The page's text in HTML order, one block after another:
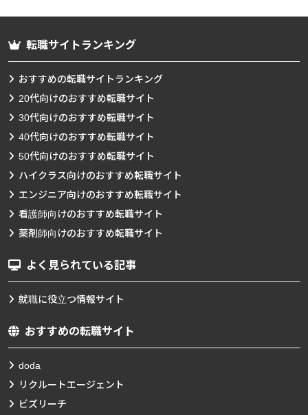
転職サイトランキング
おすすめの転職サイトランキング
20代向けのおすすめ転職サイト
30代向けのおすすめ転職サイト
40代向けのおすすめ転職サイト
50代向けのおすすめ転職サイト
ハイクラス向けのおすすめ転職サイト
エンジニア向けのおすすめ転職サイト
看護師向けのおすすめ転職サイト
薬剤師向けのおすすめ転職サイト
よく見られている記事
就職に役立つ情報サイト
おすすめの転職サイト
doda
リクルートエージェント
ビズリーチ